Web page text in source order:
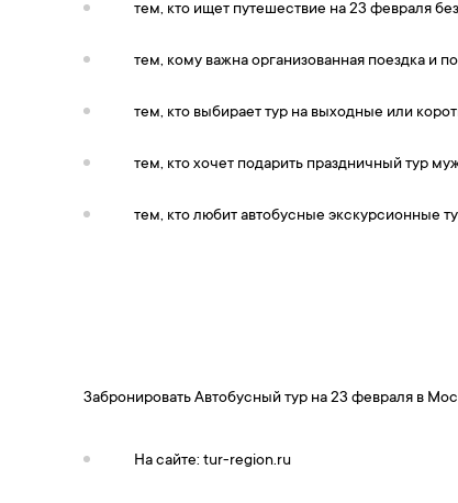
тем, кто ищет путешествие на 23 февраля
тем, кому важна организованная поездка и
тем, кто выбирает тур на выходные или
тем, кто хочет подарить праздничный тур
тем, кто любит автобусные экскурсионные
Забронировать Автобусный тур на 23 февраля в
На сайте: tur-region.ru